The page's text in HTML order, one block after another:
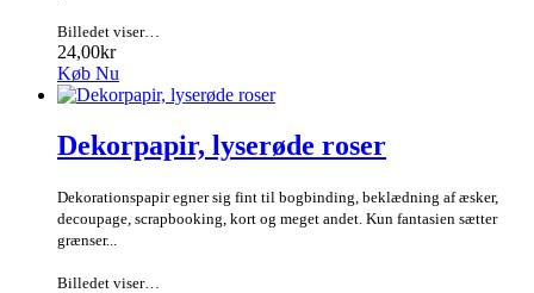
Billedet viser…
24,00kr
Køb Nu
Dekorpapir, lyserøde roser
Dekorationspapir egner sig fint til bogbinding, beklædning af æsker,
decoupage, scrapbooking, kort og meget andet. Kun fantasien sætter
grænser...
Billedet viser…